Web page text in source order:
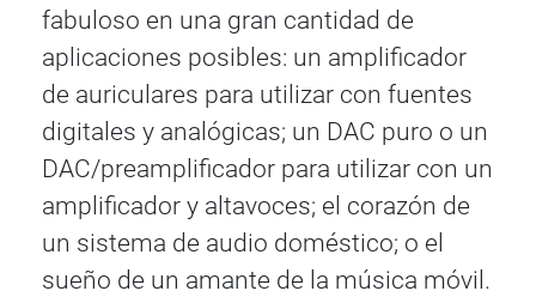
fabuloso en una gran cantidad de
aplicaciones posibles: un amplificador
de auriculares para utilizar con fuentes
digitales y analógicas; un DAC puro o un
DAC/preamplificador para utilizar con un
amplificador y altavoces; el corazón de
un sistema de audio doméstico; o el
sueño de un amante de la música móvil.